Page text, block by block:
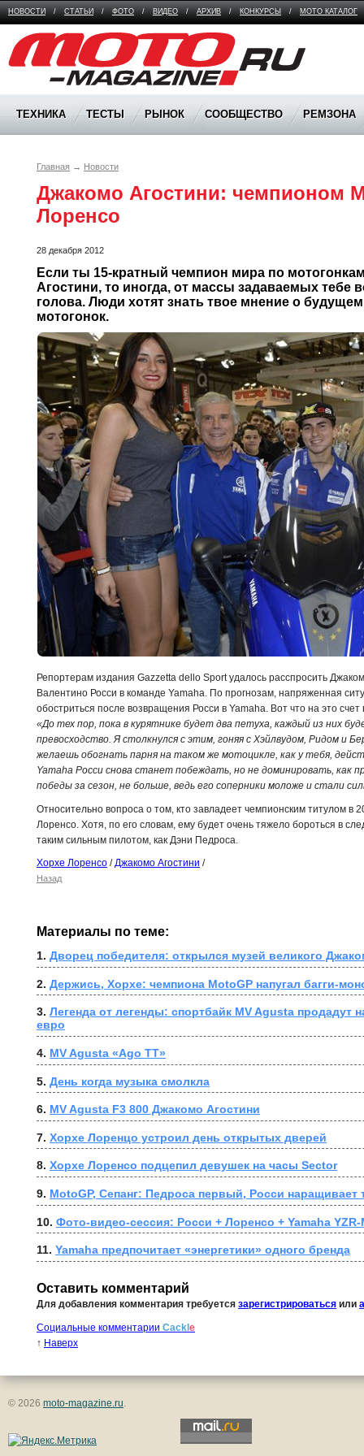
НОВОСТИ / СТАТЬИ / ФОТО / ВИДЕО / АРХИВ / КОНКУРСЫ / МОТО КАТАЛОГ
Moto Magazine
ТЕХНИКА ТЕСТЫ РЫНОК СООБЩЕСТВО РЕМЗОНА
Главная → Новости
Джакомо Агостини: чемпионом
Лоренсо
28 декабря 2012
Если ты 15-кратный чемпион мира по
Агостини, то иногда, от массы задаваемых тебе
голова. Люди хотят знать твое мнение о
мотогонок.
Репортерам издания Gazzetta dello Sport удалось расспросить
Валентино Росси в команде Yamaha. По прогнозам, напряженная
обостриться после возвращения Росси в Yamaha. Вот что на это
«До тех пор, пока в курятнике будет два петуха, каждый из них
превосходство. Я столкнулся с этим, гоняя с Хэйлвудом, Ридом и
желаешь обогнать парня на таком же мотоцикле, как у тебя,
Yamaha Росси снова станет побеждать, но не доминировать, как
победы за сезон, не больше, ведь его соперники моложе и стали
Относительно вопроса о том, кто завладеет чемпионским титулом в
Лоренсо. Хотя, по его словам, ему будет очень тяжело бороться в
таким сильным пилотом, как Дэни Педроса.
Хорхе Лоренсо /Джакомо Агостини /
Назад
Материалы по теме:
1. Дворец победителя: открылся музей великого
2. Держись, Хорхе: чемпиона MotoGP напугал багги-
3. Легенда от легенды: спортбайк MV Agusta продадут
евро
4. MV Agusta «Ago TT»
5. День когда музыка смолкла
6. MV Agusta F3 800 Джакомо Агостини
7. Хорхе Лоренцо устроил день открытых дверей
8. Хорхе Лоренсо подцепил девушек на часы Sector
9. MotoGP, Сепанг: Педроса первый, Росси наращивает
10. Фото-видео-сессия: Росси + Лоренсо + Yamaha
11. Yamaha предпочитает «энергетики» одного бренда
Оставить комментарий
Для добавления комментария требуется зарегистрироваться или
Социальные комментарии Cackle
↑ Наверх
© 2026 moto-magazine.ru.